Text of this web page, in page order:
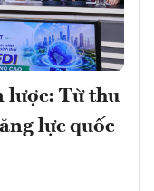
lược: Từ thu
lực quốc